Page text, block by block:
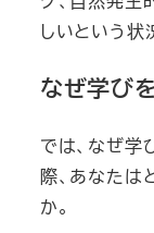
しいという状
なぜ学び
では、なぜ学
際、あなたは
か。